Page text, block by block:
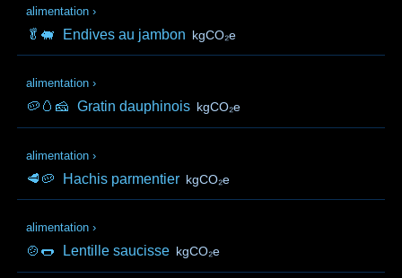
alimentation ›
🥬🐖 Endives au jambon kgCO₂e
alimentation ›
🥔🥚🧀 Gratin dauphinois kgCO₂e
alimentation ›
🥩🥔 Hachis parmentier kgCO₂e
alimentation ›
🍲🌭 Lentille saucisse kgCO₂e